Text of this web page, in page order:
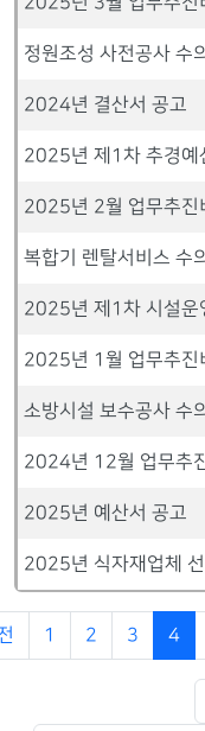
정원조성 사전공사 수
2024년 결산서 공고
2025년 제1차 추경예
2025년 2월 업무추진
복합기 렌탈서비스 수
2025년 제1차 시설운
2025년 1월 업무추진
소방시설 보수공사 수
2024년 12월 업무추
2025년 예산서 공고
2025년 식자재업체
1 2 3 4